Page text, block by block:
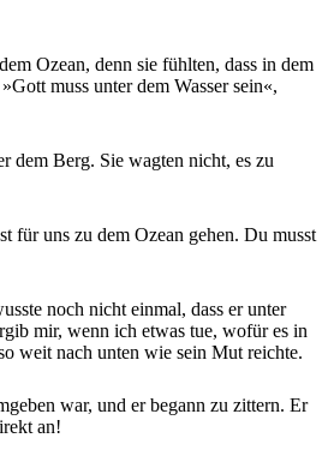
Ozean, denn sie fühlten, dass in dem
muss unter dem Wasser sein«,
dem Berg. Sie wagten nicht, es zu
für uns zu dem Ozean gehen. Du musst
noch nicht einmal, dass er unter
mir, wenn ich etwas tue, wofür es in
weit nach unten wie sein Mut reichte.
war, und er begann zu zittern. Er
an!